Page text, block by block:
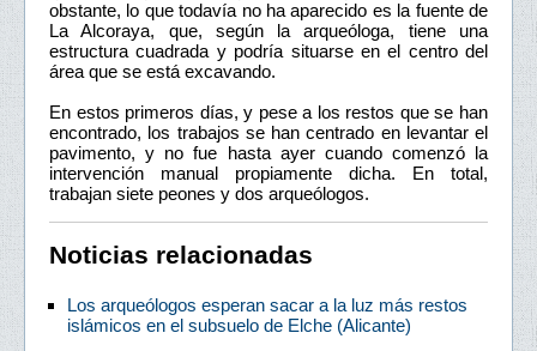
obstante, lo que todavía no ha aparecido es la fuente de
La Alcoraya, que, según la arqueóloga, tiene una
estructura cuadrada y podría situarse en el centro del
área que se está excavando.
En estos primeros días, y pese a los restos que se han
encontrado, los trabajos se han centrado en levantar el
pavimento, y no fue hasta ayer cuando comenzó la
intervención manual propiamente dicha. En total,
trabajan siete peones y dos arqueólogos.
Noticias relacionadas
Los arqueólogos esperan sacar a la luz más restos
islámicos en el subsuelo de Elche (Alicante)